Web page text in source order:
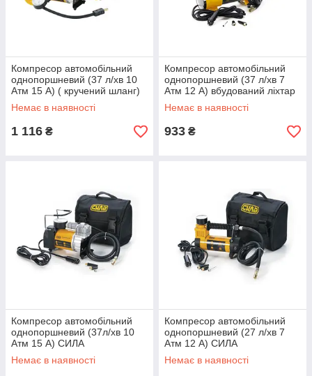
Компресор автомобільний
однопоршневий (37 л/хв 10
Атм 15 А) ( кручений шланг)
СІЛА
Немає в наявності
1 116 ₴
Компресор автомобільний
однопоршневий (37 л/хв 7
Атм 12 А) вбудований ліхтар
СІЛА
Немає в наявності
933 ₴
Компресор автомобільний
однопоршневий (37л/хв 10
Атм 15 А) СИЛА
Немає в наявності
Компресор автомобільний
однопоршневий (27 л/хв 7
Атм 12 А) СИЛА
Немає в наявності